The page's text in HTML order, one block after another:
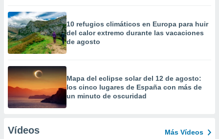
10 refugios climáticos en Europa para huir
del calor extremo durante las vacaciones
de agosto
Mapa del eclipse solar del 12 de agosto:
los cinco lugares de España con más de
un minuto de oscuridad
Vídeos Más Vídeos